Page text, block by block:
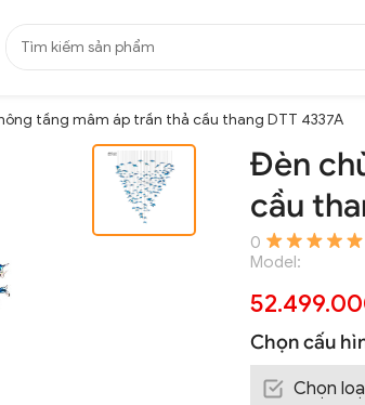
tầng mâm áp trần thả cầu thang DTT 4337A
Đèn
cầu
0
Model:
Chọn cấu
Chọn